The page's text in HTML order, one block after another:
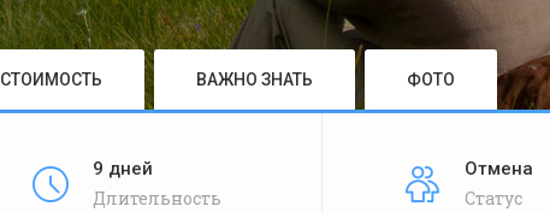
СТОИМОСТЬ ВАЖНО ЗНАТЬ ФОТО
9 дней
Длительность
Отмена
Статус